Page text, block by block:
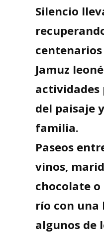
Silencio
Jamuz
del paisaje
familia.
Paseos
vinos,
chocolate o
río con una
algunos de